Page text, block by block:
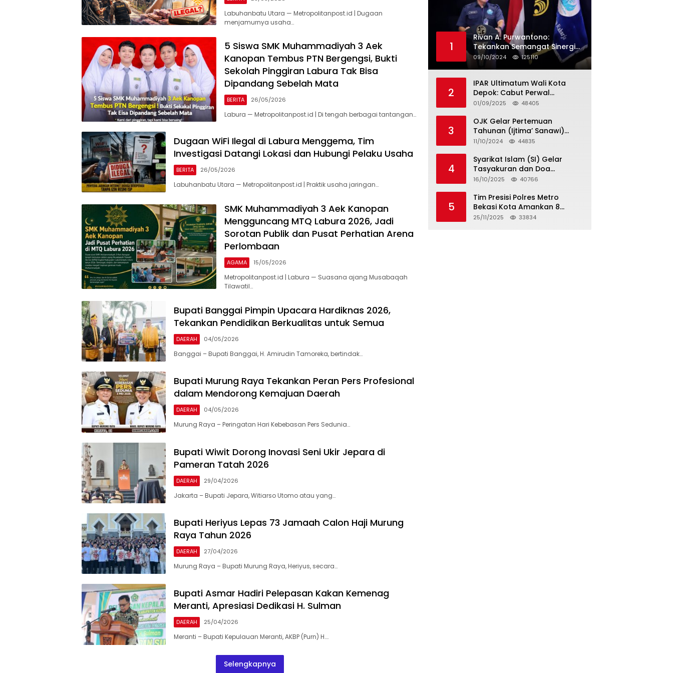
Labuhanbatu Utara — Metropolitanpost.id | Dugaan
menjamurnya usaha…
5 Siswa SMK Muhammadiyah 3 Aek
Kanopan Tembus PTN Bergengsi, Bukti
Sekolah Pinggiran Labura Tak Bisa
Dipandang Sebelah Mata
BERITA 26/05/2026
Labura — Metropolitanpost.id | Di tengah berbagai tantangan…
Dugaan WiFi Ilegal di Labura Menggema, Tim
Investigasi Datangi Lokasi dan Hubungi Pelaku Usaha
BERITA 26/05/2026
Labuhanbatu Utara — Metropolitanpost.id | Praktik usaha jaringan…
SMK Muhammadiyah 3 Aek Kanopan
Mengguncang MTQ Labura 2026, Jadi
Sorotan Publik dan Pusat Perhatian Arena
Perlombaan
AGAMA 15/05/2026
Metropolitanpost.id | Labura — Suasana ajang Musabaqah
Tilawatil…
Bupati Banggai Pimpin Upacara Hardiknas 2026,
Tekankan Pendidikan Berkualitas untuk Semua
DAERAH 04/05/2026
Banggai – Bupati Banggai, H. Amirudin Tamoreka, bertindak…
Bupati Murung Raya Tekankan Peran Pers Profesional
dalam Mendorong Kemajuan Daerah
DAERAH 04/05/2026
Murung Raya – Peringatan Hari Kebebasan Pers Sedunia…
Bupati Wiwit Dorong Inovasi Seni Ukir Jepara di
Pameran Tatah 2026
DAERAH 29/04/2026
Jakarta – Bupati Jepara, Witiarso Utomo atau yang…
Bupati Heriyus Lepas 73 Jamaah Calon Haji Murung
Raya Tahun 2026
DAERAH 27/04/2026
Murung Raya – Bupati Murung Raya, Heriyus, secara…
Bupati Asmar Hadiri Pelepasan Kakan Kemenag
Meranti, Apresiasi Dedikasi H. Sulman
DAERAH 25/04/2026
Meranti – Bupati Kepulauan Meranti, AKBP (Purn) H….
Selengkapnya
1
Rivan A. Purwantono:
Tekankan Semangat Sinergi
dan Kolaborasi dalam
Rakernas Serikat Pekerja Jasa
09/10/2024 125110
2
IPAR Ultimatum Wali Kota
Depok: Cabut Perwal
Tunjangan DPRD Rp40 Juta
Aksi Rakyat
01/09/2025 48405
3
OJK Gelar Pertemuan
Tahunan (Ijtima’ Sanawi)
Dewan Pengawas Syariah
11/10/2024 44835
4
Syarikat Islam (SI) Gelar
Tasyakuran dan Doa
Bersama Organisasi
16/10/2025 40766
5
Tim Presisi Polres Metro
Bekasi Kota Amankan 8
Remaja Diduga Hendak
25/11/2025 33834